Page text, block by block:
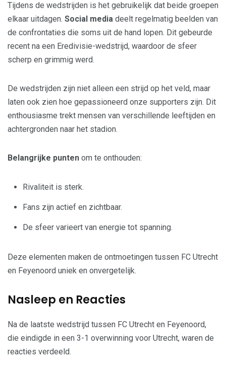
Tijdens de wedstrijden is het gebruikelijk dat beide groepen
elkaar uitdagen. Social media deelt regelmatig beelden van
de confrontaties die soms uit de hand lopen. Dit gebeurde
recent na een Eredivisie-wedstrijd, waardoor de sfeer
scherp en grimmig werd.
De wedstrijden zijn niet alleen een strijd op het veld, maar
laten ook zien hoe gepassioneerd onze supporters zijn. Dit
enthousiasme trekt mensen van verschillende leeftijden en
achtergronden naar het stadion.
Belangrijke punten om te onthouden:
Rivaliteit is sterk.
Fans zijn actief en zichtbaar.
De sfeer varieert van energie tot spanning.
Deze elementen maken de ontmoetingen tussen FC Utrecht
en Feyenoord uniek en onvergetelijk.
Nasleep en Reacties
Na de laatste wedstrijd tussen FC Utrecht en Feyenoord,
die eindigde in een 3-1 overwinning voor Utrecht, waren de
reacties verdeeld.